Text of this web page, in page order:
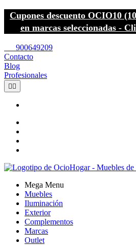
Cupones descuento OCIO10
en marcas seleccionadas -
900649209
Contacto
Blog
Profesionales
 
Mega Menu
Muebles
Iluminación
Exterior
Complementos
Marcas
Outlet